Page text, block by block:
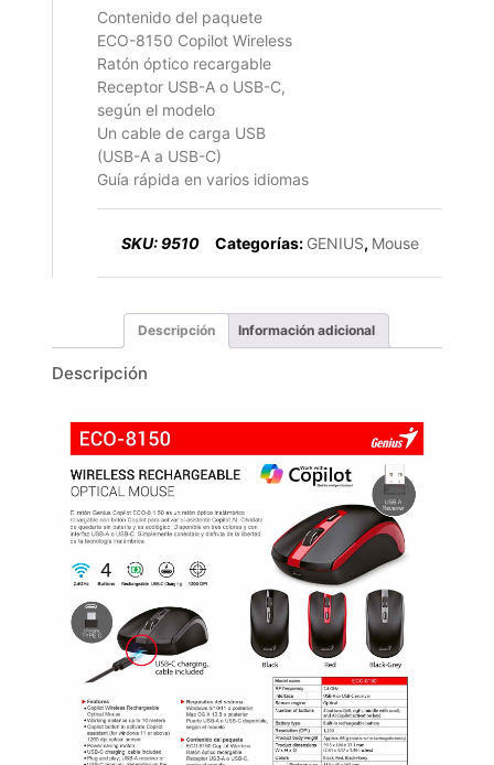
Contenido del paquete
ECO-8150 Copilot Wireless
Ratón óptico recargable
Receptor USB-A o USB-C,
según el modelo
Un cable de carga USB
(USB-A a USB-C)
Guía rápida en varios idiomas
SKU:9510 Categorías: GENIUS, Mouse
Descripción Información adicional
Descripción